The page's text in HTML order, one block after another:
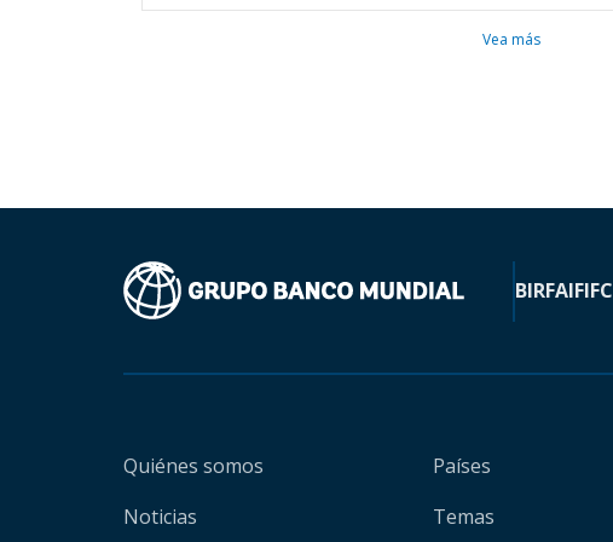
Vea más
BIRFAIFIFC
Quiénes somos
Noticias
Países
Temas